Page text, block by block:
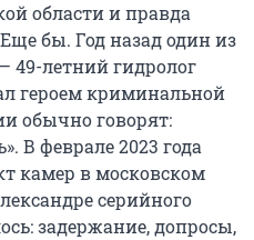
области и правда
бы. Год назад один из
49-летний гидролог
героем криминальной
обычно говорят:
В феврале 2023 года
камер в московском
серийного
задержание, допросы,